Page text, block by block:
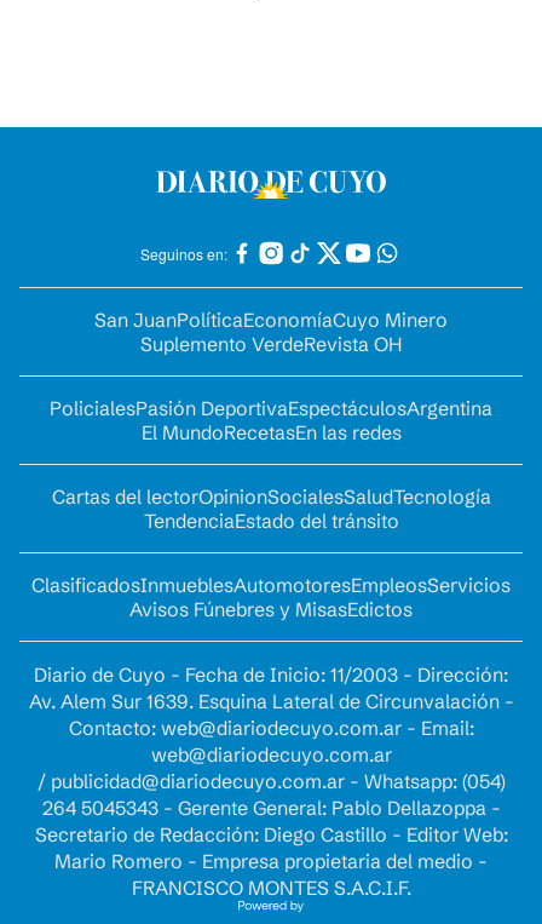
Seguinos en:
San JuanPolíticaEconomíaCuyo Minero
Suplemento VerdeRevista OH
PolicialesPasión DeportivaEspectáculosArgentina
El MundoRecetasEn las redes
Cartas del lectorOpinionSocialesSaludTecnología
TendenciaEstado del tránsito
ClasificadosInmueblesAutomotoresEmpleosServicios
Avisos Fúnebres y MisasEdictos
Diario de Cuyo - Fecha de Inicio: 11/2003 - Dirección:
Av. Alem Sur 1639. Esquina Lateral de Circunvalación -
Contacto: web@diariodecuyo.com.ar- Email:
web@diariodecuyo.com.ar
/ publicidad@diariodecuyo.com.ar- Whatsapp: (054)
264 5045343 - Gerente General: Pablo Dellazoppa -
Secretario de Redacción: Diego Castillo - Editor Web:
Mario Romero - Empresa propietaria del medio -
FRANCISCO MONTES S.A.C.I.F.